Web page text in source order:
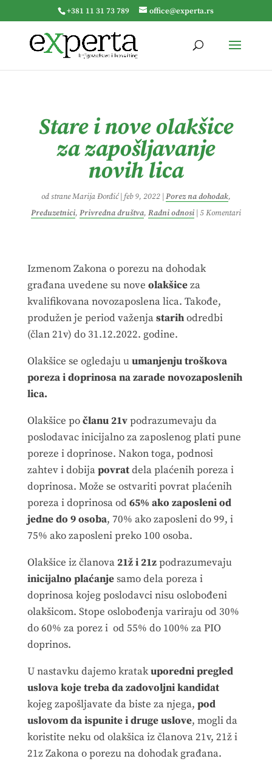
+381 11 31 73 789 office@experta.rs
Stare i nove olakšice
za zapošljavanje
novih lica
od straneMarija Đorđić| feb 9, 2022| Porez na dohodak,
Preduzetnici, Privredna društva, Radni odnosi| 5 Komentari
Izmenom Zakona o porezu na dohodak
građana uvedene su nove olakšiceza
kvalifikovana novozaposlena lica. Takođe,
produžen je period važenjastarihodredbi
(član 21v) do 31.12.2022. godine.
Olakšice se ogledaju uumanjenju troškova
poreza i doprinosa na zarade novozaposlenih
lica.
Olakšice počlanu 21vpodrazumevaju da
poslodavac inicijalno za zaposlenog plati pune
poreze i doprinose. Nakon toga, podnosi
zahtev i dobijapovratdela plaćenih poreza i
doprinosa. Može se ostvariti povrat plaćenih
poreza i doprinosa od65% ako zaposleni od
jedne do 9 osoba, 70% ako zaposleni do 99, i
75% ako zaposleni preko 100 osoba.
Olakšice iz članova 21ž i 21zpodrazumevaju
inicijalno plaćanjesamo dela poreza i
doprinosa kojeg poslodavci nisu oslobođeni
olakšicom. Stope oslobođenja variraju od 30%
do 60% za porez i od 55% do 100% za PIO
doprinos.
U nastavku dajemo kratakuporedni pregled
uslova koje treba da zadovoljni kandidat
kojeg zapošljavate da biste za njega, pod
uslovom da ispunite i druge uslove, mogli da
koristite neku od olakšica iz članova 21v, 21ž i
21z Zakona o porezu na dohodak građana.